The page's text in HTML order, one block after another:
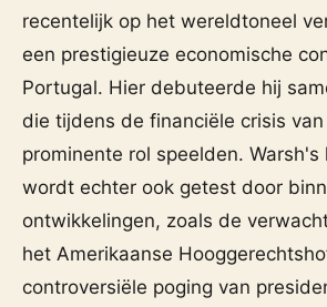
recentelijk op het wereldtoneel
een prestigieuze economische
Portugal. Hier debuteerde hij
die tijdens de financiële crisis
prominente rol speelden. Warsh's
wordt echter ook getest door
ontwikkelingen, zoals de
het Amerikaanse
controversiële poging van